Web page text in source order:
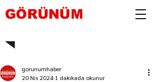
GÖRÜNÜM
gorunumhaber
20 Nis 2024 1 dakikada okunur